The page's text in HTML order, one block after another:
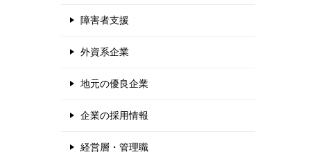
障害者支援
外資系企業
地元の優良企業
企業の採用情報
経営層・管理職